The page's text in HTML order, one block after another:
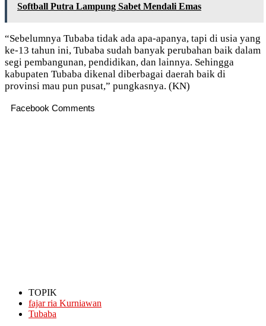
Softball Putra Lampung Sabet Mendali Emas
“Sebelumnya Tubaba tidak ada apa-apanya, tapi di usia yang
ke-13 tahun ini, Tubaba sudah banyak perubahan baik dalam
segi pembangunan, pendidikan, dan lainnya. Sehingga
kabupaten Tubaba dikenal diberbagai daerah baik di
provinsi mau pun pusat,” pungkasnya. (KN)
Facebook Comments
TOPIK
fajar ria Kurniawan
Tubaba